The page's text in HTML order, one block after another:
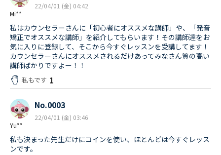
Mi**
22/04/01 (金) 04:42
私はカウンセラーさんに「初心者にオススメな講師」や、「発音
矯正でオススメな講師」を紹介してもらいます！その講師達をお
気に入りに登録して、そこから今すぐレッスンを受講してます！
カウンセラーさんにオススメされるだけあってみなさん質の高い
講師ばかりですよー！！
私もです 1
Yu**
No.0003
22/04/01 (金) 03:46
私も決まった先生だけにコインを使い、ほとんどは今すぐレッス
ンです。